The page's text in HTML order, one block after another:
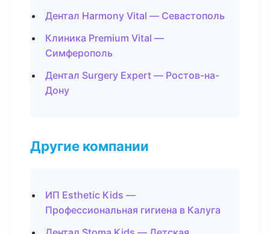
Дентал Harmony Vital — Севастополь
Клиника Premium Vital —
Симферополь
Дентал Surgery Expert — Ростов-на-
Дону
Другие компании
ИП Esthetic Kids —
Профессиональная гигиена в Калуга